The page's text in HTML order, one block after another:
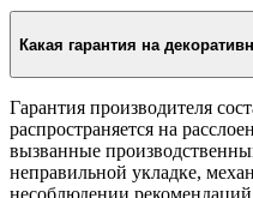
Какая гарантия на
Гарантия производителя
распространяется на
вызванные
неправильной укладке,